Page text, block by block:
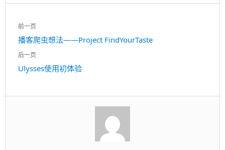
文
章
导
航
前一页
上
一
播客爬虫想法——Project FindYourTaste
后一页
下
Ulysses使用初体验